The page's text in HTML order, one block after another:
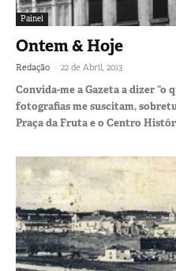
Painel
Ontem & Hoje
Redação - 22 de Abril, 2013
Convida-me a Gazeta a dizer “o
fotografias me suscitam,
Praça da Fruta e o Centro